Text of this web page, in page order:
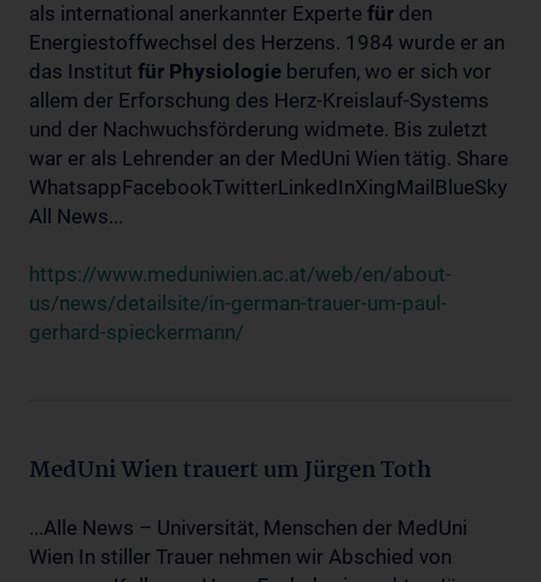
als international anerkannter Experte für den
Energiestoffwechsel des Herzens. 1984 wurde er an
das Institut für Physiologie berufen, wo er sich vor
allem der Erforschung des Herz-Kreislauf-Systems
und der Nachwuchsförderung widmete. Bis zuletzt
war er als Lehrender an der MedUni Wien tätig. Share
WhatsappFacebookTwitterLinkedInXingMailBlueSky
All News...
https://www.meduniwien.ac.at/web/en/about-
us/news/detailsite/in-german-trauer-um-paul-
gerhard-spieckermann/
MedUni Wien trauert um Jürgen Toth
...Alle News – Universität, Menschen der MedUni
Wien In stiller Trauer nehmen wir Abschied von